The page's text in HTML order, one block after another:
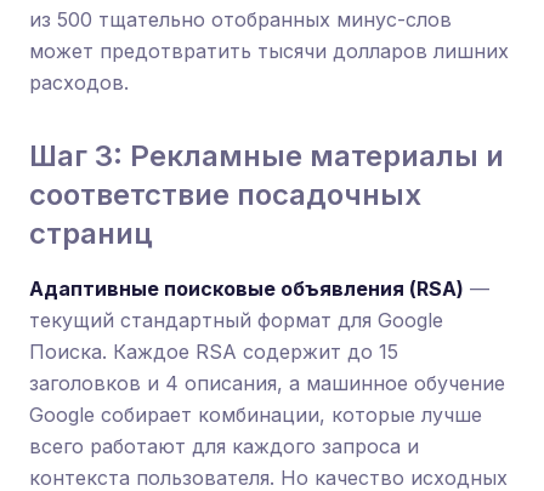
из 500 тщательно отобранных минус-слов
может предотвратить тысячи долларов лишних
расходов.
Шаг 3: Рекламные материалы и
соответствие посадочных
страниц
Адаптивные поисковые объявления (RSA) —
текущий стандартный формат для Google
Поиска. Каждое RSA содержит до 15
заголовков и 4 описания, а машинное обучение
Google собирает комбинации, которые лучше
всего работают для каждого запроса и
контекста пользователя. Но качество исходных